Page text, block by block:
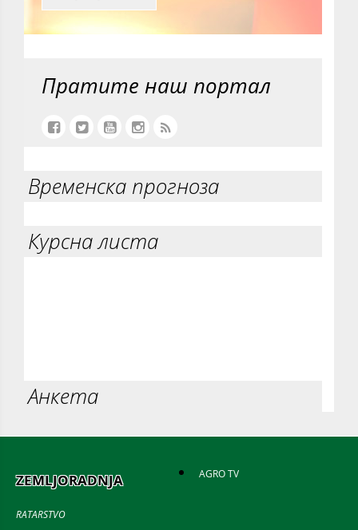
Пратите наш портал
Временска прогноза
Курсна листа
Анкета
ZEMLJORADNJA
RATARSTVO
AGRO TV